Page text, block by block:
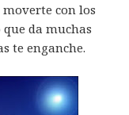
con los
da muchas
te enganche.